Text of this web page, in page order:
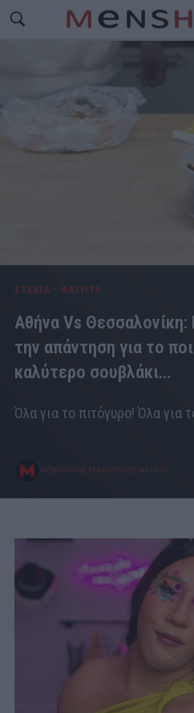
ΣΤΕΚΙΑ - ΦΑΓΗΤΑ
Αθήνα Vs Θεσσαλονίκη:
την απάντηση για το
καλύτερο σουβλάκι…
Όλα για το πιτόγυρο! Όλα για
MENSHOUSE TEAM 27/03/2024 09:31